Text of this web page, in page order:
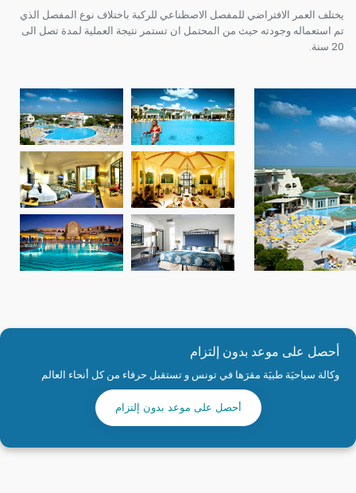
يختلف العمر الافتراضي للمفصل الاصطناعي للركبة باختلاف نوع المفصل الذي
تم استعماله وجودته حيث من المحتمل ان تستمر نتيجة العملية لمدة تصل الى
20 سنة.
أحصل على موعد بدون إلتزام
وكالة سياحيَة طبيَة مقرَها في تونس و تستقبل حرفاء من كل أنحاء العالم
أحصل على موعد بدون إلتزام